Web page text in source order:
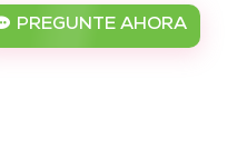
PREGUNTE AHORA